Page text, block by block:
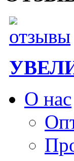
О нас